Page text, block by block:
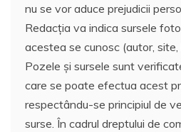
nu se vor aduce prejudicii
Redacția va indica sursele
acestea se cunosc (autor,
Pozele și sursele sunt
care se poate efectua acest
respectându-se principiul de
surse. În cadrul dreptului de